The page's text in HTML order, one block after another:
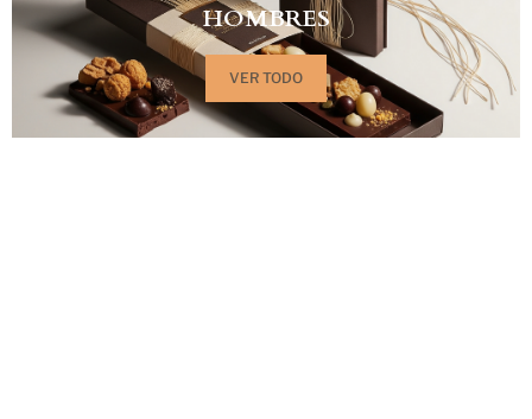
HOMBRES
VER TODO